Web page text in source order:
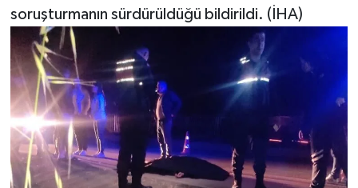
soruşturmanın sürdürüldüğü bildirildi. (İHA)